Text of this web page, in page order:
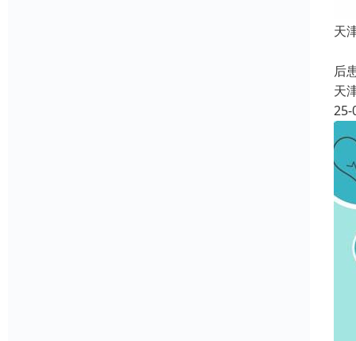
天
后
天
25-